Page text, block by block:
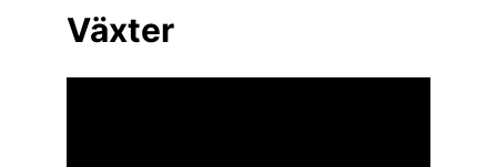
Växter